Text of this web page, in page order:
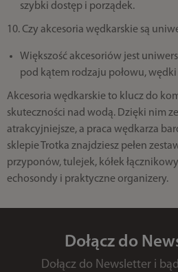
szybki dostęp i porządek.
10. Czy akcesoria wędkarskie są
Większość akcesoriów jest
pod kątem rodzaju połowu,
Akcesoria wędkarskie to klucz do
skuteczności nad wodą. Dzięki nim
atrakcyjniejsze, a praca wędkarza
sklepie Trotka znajdziesz pełen
przyponów, tulejek, kółek
echosondy i praktyczne organizery.
Dołącz do
Dołącz do Newsletter i